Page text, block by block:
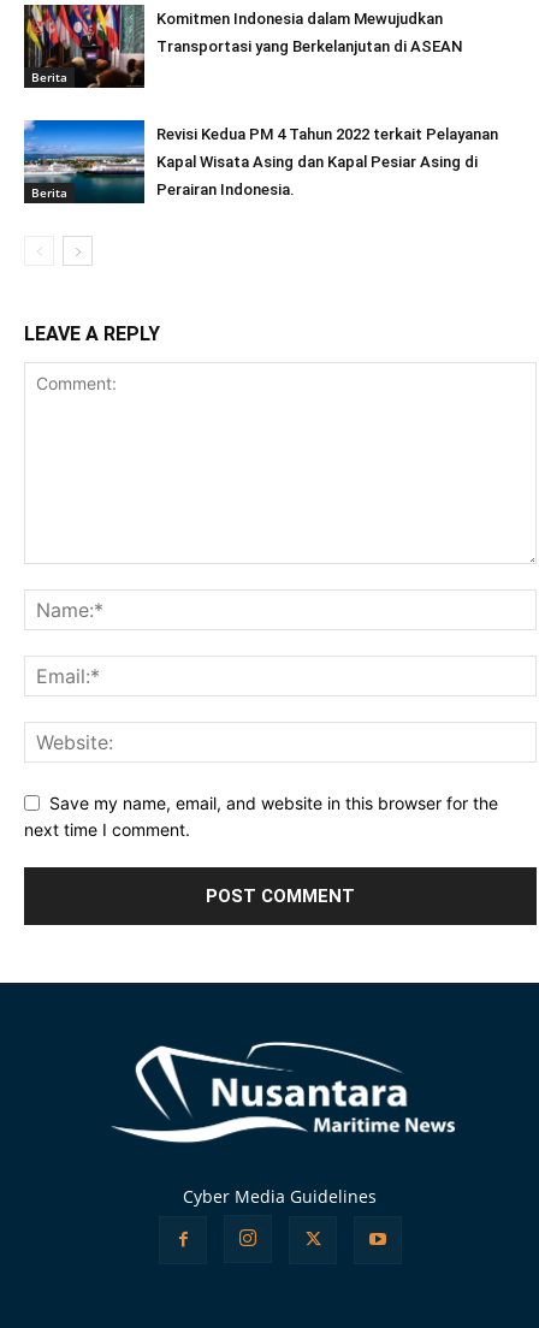
Berita
Komitmen Indonesia dalam Mewujudkan
Transportasi yang Berkelanjutan di ASEAN
Berita
Revisi Kedua PM 4 Tahun 2022 terkait Pelayanan
Kapal Wisata Asing dan Kapal Pesiar Asing di
Perairan Indonesia.
LEAVE A REPLY
Save my name, email, and website in this browser for the
next time I comment.
Cyber Media Guidelines